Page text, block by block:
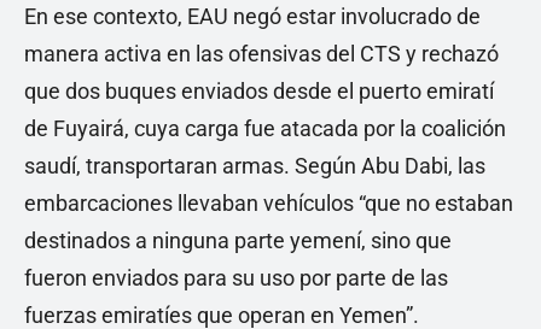
En ese contexto, EAU negó estar involucrado de
manera activa en las ofensivas del CTS y rechazó
que dos buques enviados desde el puerto emiratí
de Fuyairá, cuya carga fue atacada por la coalición
saudí, transportaran armas. Según Abu Dabi, las
embarcaciones llevaban vehículos “que no estaban
destinados a ninguna parte yemení, sino que
fueron enviados para su uso por parte de las
fuerzas emiratíes que operan en Yemen”.